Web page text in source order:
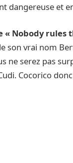
dangereuse et
Nobody rules
son vrai nom
ne serez pas
Cocorico